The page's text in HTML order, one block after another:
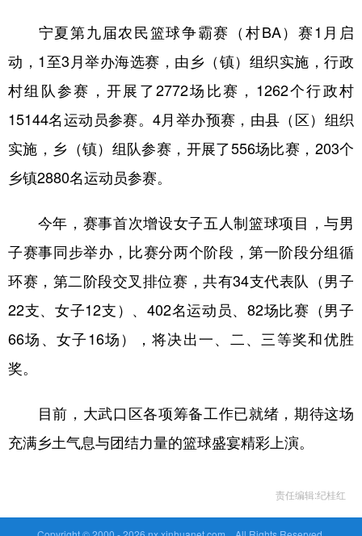
宁夏第九届农民篮球争霸赛（村BA）赛1月启
动，1至3月举办海选赛，由乡（镇）组织实施，行政
村组队参赛，开展了2772场比赛，1262个行政村
15144名运动员参赛。4月举办预赛，由县（区）组织
实施，乡（镇）组队参赛，开展了556场比赛，203个
乡镇2880名运动员参赛。
今年，赛事首次增设女子五人制篮球项目，与男
子赛事同步举办，比赛分两个阶段，第一阶段分组循
环赛，第二阶段交叉排位赛，共有34支代表队（男子
22支、女子12支）、402名运动员、82场比赛（男子
66场、女子16场），将决出一、二、三等奖和优胜
奖。
目前，大武口区各项筹备工作已就绪，期待这场
充满乡土气息与团结力量的篮球盛宴精彩上演。
责任编辑:纪桂红